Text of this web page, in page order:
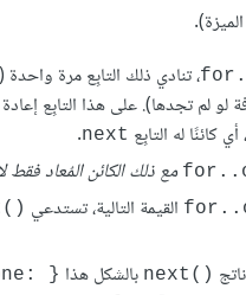
، تنادي ذلك التابِع مرة
لو لم تجدها). على هذا التابِع إعادة
، أي كائنًا له التابِع next
.
مع ذلك الكائن المُعاد فقط
القيمة التالية، تستدعي
next()‎ بالشكل هذا